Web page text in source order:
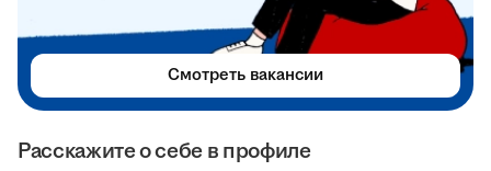
Расскажите о себе в профиле
Смотреть вакансии